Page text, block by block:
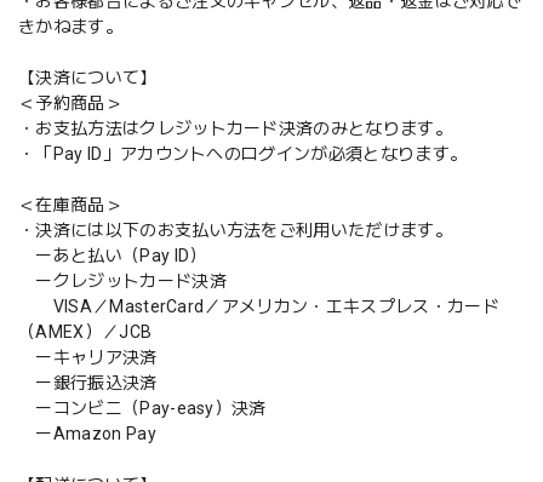
きかねます。
【決済について】
＜予約商品＞
・お支払方法はクレジットカード決済のみとなります。
・「Pay ID」アカウントへのログインが必須となります。
＜在庫商品＞
・決済には以下のお支払い方法をご利用いただけます。
ーあと払い（Pay ID）
ークレジットカード決済
VISA／MasterCard／アメリカン・エキスプレス・カード
（AMEX）／JCB
ーキャリア決済
ー銀行振込決済
ーコンビニ（Pay-easy）決済
ーAmazon Pay